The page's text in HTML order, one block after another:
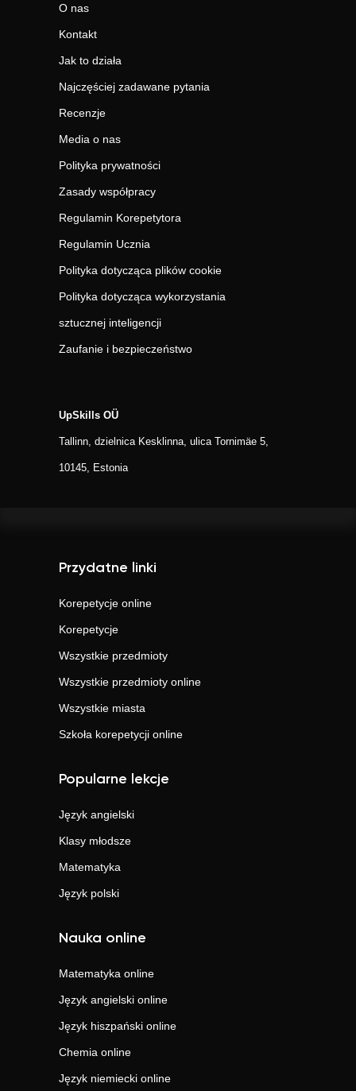
O nas
Kontakt
Jak to działa
Najczęściej zadawane pytania
Recenzje
Media o nas
Polityka prywatności
Zasady współpracy
Regulamin Korepetytora
Regulamin Ucznia
Polityka dotycząca plików cookie
Polityka dotycząca wykorzystania
sztucznej inteligencji
Zaufanie i bezpieczeństwo
UpSkills OÜ
Tallinn, dzielnica Kesklinna, ulica Tornimäe 5,
10145, Estonia
Przydatne linki
Korepetycje online
Korepetycje
Wszystkie przedmioty
Wszystkie przedmioty online
Wszystkie miasta
Szkoła korepetycji online
Popularne lekcje
Język angielski
Klasy młodsze
Matematyka
Język polski
Nauka online
Matematyka online
Język angielski online
Język hiszpański online
Chemia online
Język niemiecki online